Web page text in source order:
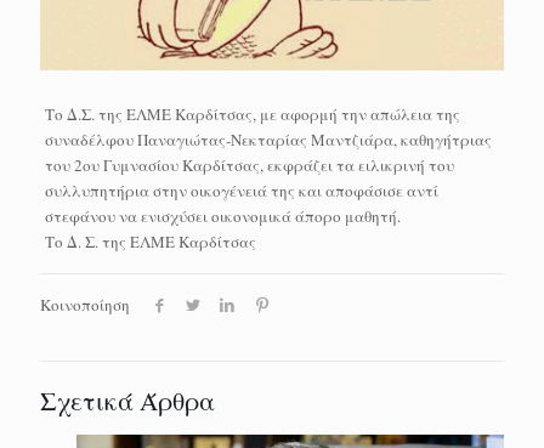
Το Δ.Σ. της ΕΛΜΕ Καρδίτσας, με αφορμή την απώλεια της
συναδέλφου Παναγιώτας-Νεκταρίας Μαντζιάρα, καθηγήτριας
του 2ου Γυμνασίου Καρδίτσας, εκφράζει τα ειλικρινή του
συλλυπητήρια στην οικογένειά της και αποφάσισε αντί
στεφάνου να ενισχύσει οικονομικά άπορο μαθητή.
Το Δ. Σ. της ΕΛΜΕ Καρδίτσας
Κοινοποίηση
Σχετικά Άρθρα